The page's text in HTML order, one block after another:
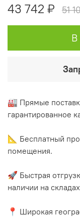
43 742 ₽ 51
В
🏭 Прямые
гарантированное
📐 Бесплатный
помещения.
🚀 Быстрая
наличии на
📍 Широкая